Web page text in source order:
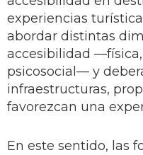
experiencias
abordar distintas
accesibilidad
psicosocial— y
infraestructuras,
favorezcan una
En este sentido, las